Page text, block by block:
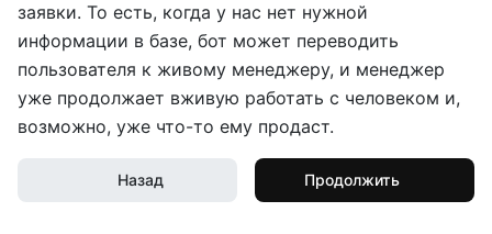
заявки. То есть, когда у нас нет нужной
информации в базе, бот может переводить
пользователя к живому менеджеру, и менеджер
уже продолжает вживую работать с человеком и,
возможно, уже что-то ему продаст.
Назад Продолжить